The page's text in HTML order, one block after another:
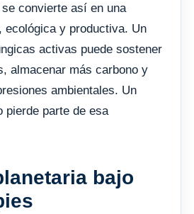
convierte así en una
ecológica y productiva. Un
activas puede sostener
almacenar más carbono y
ambientales. Un
pierde parte de esa
bajo